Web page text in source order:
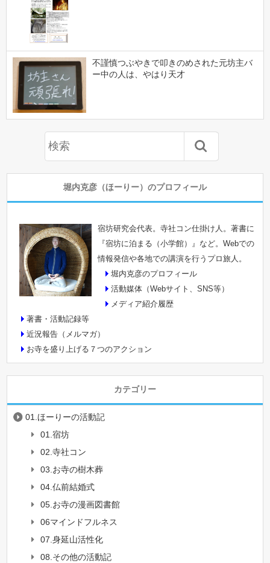
不謹慎つぶやきで叩きのめされた元坊主バ
ー中の人は、やはり天才
堀内克彦（ほーりー）のプロフィール
宿坊研究会代表。寺社コン仕掛け人。著書に
『宿坊に泊まる（小学館）』など。Webでの
情報発信や各地での講演を行うプロ旅人。
堀内克彦のプロフィール
活動媒体（Webサイト、SNS等）
メディア紹介履歴
著書・活動記録等
近況報告（メルマガ）
お寺を盛り上げる７つのアクション
カテゴリー
01.ほーりーの活動記
01.宿坊
02.寺社コン
03.お寺の樹木葬
04.仏前結婚式
05.お寺の漫画図書館
06マインドフルネス
07.身延山活性化
08.その他の活動記